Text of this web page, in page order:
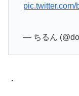
— ちるん
・